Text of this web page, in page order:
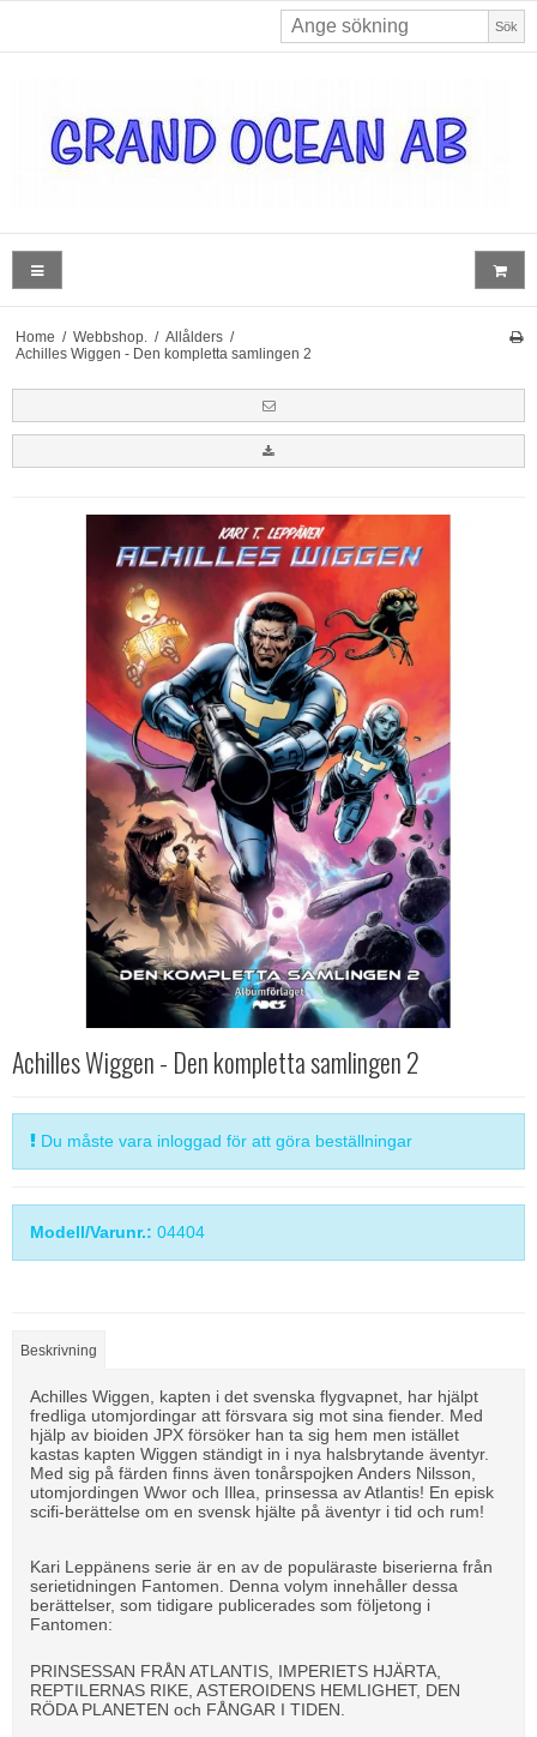
Sök
Home / Webbshop. / Allålders /
Achilles Wiggen - Den kompletta samlingen 2
Achilles Wiggen - Den kompletta samlingen 2
Du måste vara inloggad för att göra beställningar
Modell/Varunr.: 04404
Beskrivning
Achilles Wiggen, kapten i det svenska flygvapnet, har hjälpt
fredliga utomjordingar att försvara sig mot sina fiender. Med
hjälp av bioiden JPX försöker han ta sig hem men istället
kastas kapten Wiggen ständigt in i nya halsbrytande äventyr.
Med sig på färden finns även tonårspojken Anders Nilsson,
utomjordingen Wwor och Illea, prinsessa av Atlantis! En episk
scifi-berättelse om en svensk hjälte på äventyr i tid och rum!
Kari Leppänens serie är en av de populäraste biserierna från
serietidningen Fantomen. Denna volym innehåller dessa
berättelser, som tidigare publicerades som följetong i
Fantomen:
PRINSESSAN FRÅN ATLANTIS, IMPERIETS HJÄRTA,
REPTILERNAS RIKE, ASTEROIDENS HEMLIGHET, DEN
RÖDA PLANETEN och FÅNGAR I TIDEN.